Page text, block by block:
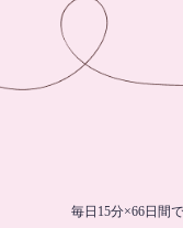
毎日15分×66日間